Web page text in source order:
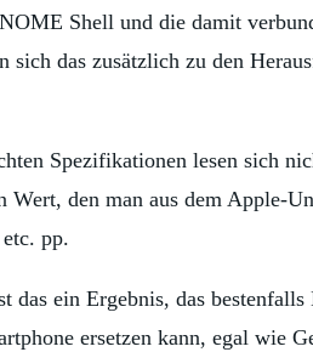
Shell und die damit
sich das zusätzlich zu den
Spezifikationen lesen sich
Wert, den man aus dem Apple-
pp.
das ein Ergebnis, das
ersetzen kann, egal wie